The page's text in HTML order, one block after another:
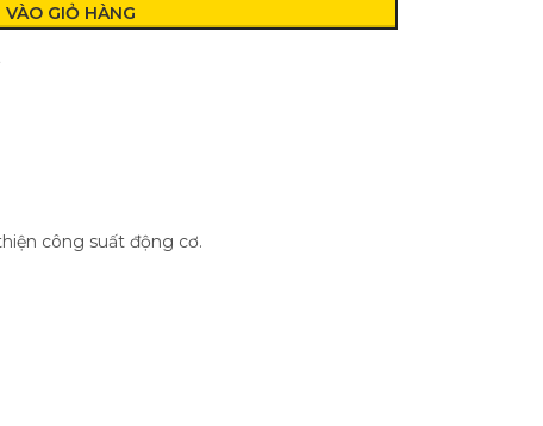
VÀO GIỎ HÀNG
công suất động cơ.